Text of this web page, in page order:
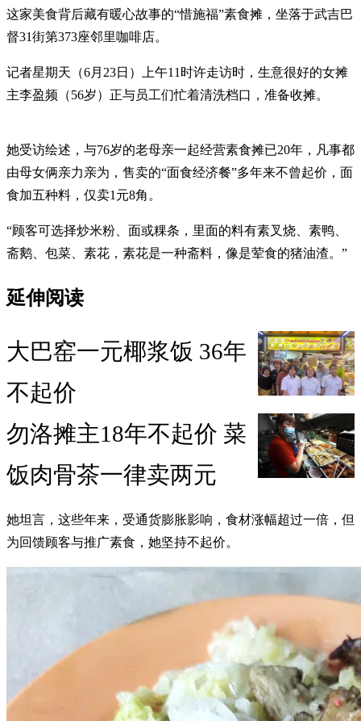
这家美食背后藏有暖心故事的“惜施福”素食摊，坐落于武吉巴
督31街第373座邻里咖啡店。
记者星期天（6月23日）上午11时许走访时，生意很好的女摊
主李盈频（56岁）正与员工们忙着清洗档口，准备收摊。
她受访绘述，与76岁的老母亲一起经营素食摊已20年，凡事都
由母女俩亲力亲为，售卖的“面食经济餐”多年来不曾起价，面
食加五种料，仅卖1元8角。
“顾客可选择炒米粉、面或粿条，里面的料有素叉烧、素鸭、
斋鹅、包菜、素花，素花是一种斋料，像是荤食的猪油渣。”
延伸阅读
大巴窑一元椰浆饭 36年
不起价
勿洛摊主18年不起价 菜
饭肉骨茶一律卖两元
她坦言，这些年来，受通货膨胀影响，食材涨幅超过一倍，但
为回馈顾客与推广素食，她坚持不起价。